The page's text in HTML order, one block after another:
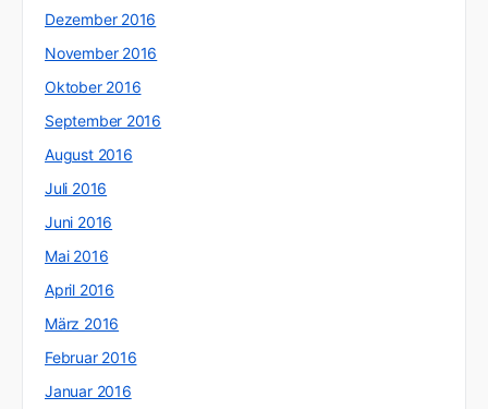
Dezember 2016
November 2016
Oktober 2016
September 2016
August 2016
Juli 2016
Juni 2016
Mai 2016
April 2016
März 2016
Februar 2016
Januar 2016